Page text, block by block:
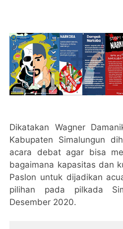
Dikatakan Wagner
Kabupaten Simalungun
acara debat agar bisa
bagaimana kapasitas dan
Paslon untuk dijadikan
pilihan pada pilkada
Desember 2020.